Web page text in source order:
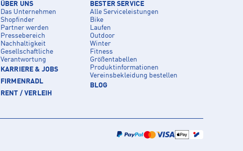
ÜBER UNS
Das Unternehmen
Shopfinder
Partner werden
Pressebereich
Nachhaltigkeit
Gesellschaftliche
Verantwortung
KARRIERE & JOBS
FIRMENRADL
RENT / VERLEIH
BESTER SERVICE
Alle Serviceleistungen
Bike
Laufen
Outdoor
Winter
Fitness
Größentabellen
Produktinformationen
Vereinsbekleidung bestellen
BLOG